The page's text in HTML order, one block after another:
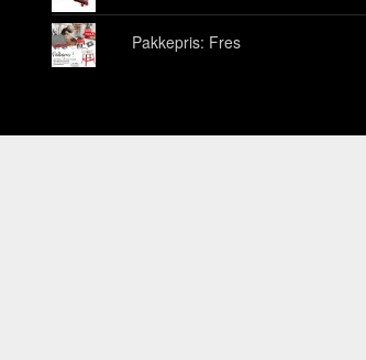
Pakkepris: Fres